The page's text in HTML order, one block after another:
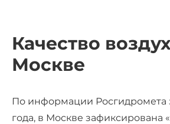
Качество
Москве
По информации Росгидромета
года, в Москве зафиксирована